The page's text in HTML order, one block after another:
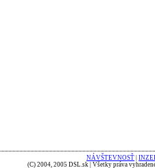
NÁVŠTEVNOSŤ
(C) 2004, 2005 DSL.sk | Všetky práva